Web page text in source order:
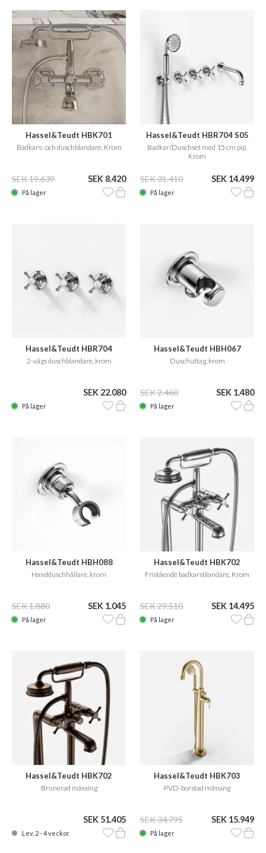
Hassel&Teudt HBK701
Badkars- och duschblandare, Krom
SEK 19.639 SEK 8.420
På lager
Hassel&Teudt HBR704 S05
Badkar/Duschset med 15 cm pip,
Krom
SEK 31.410 SEK 14.499
På lager
Hassel&Teudt HBR704
2-vägs duschblandare, krom
SEK 22.080
På lager
Hassel&Teudt HBH067
Duschuttag, krom
SEK 2.460 SEK 1.480
På lager
Hassel&Teudt HBH088
Handduschhållare, krom
SEK 1.880 SEK 1.045
På lager
Hassel&Teudt HBK702
Fristående badkarsblandare, Krom
SEK 29.510 SEK 14.495
På lager
Hassel&Teudt HBK702
Brunerad mässing
SEK 51.405
Lev. 2 - 4 veckor
Hassel&Teudt HBK703
PVD-borstad mässing
SEK 34.795 SEK 15.949
På lager